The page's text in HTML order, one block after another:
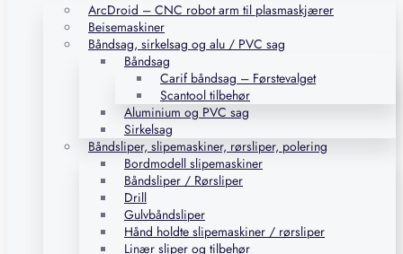
ArcDroid – CNC robot arm til plasmaskjærer
Beisemaskiner
Båndsag, sirkelsag og alu / PVC sag
Båndsag
Carif båndsag – Førstevalget
Scantool tilbehør
Aluminium og PVC sag
Sirkelsag
Båndsliper, slipemaskiner, rørsliper, polering
Bordmodell slipemaskiner
Båndsliper / Rørsliper
Drill
Gulvbåndsliper
Hånd holdte slipemaskiner / rørsliper
Linær sliper og tilbehør